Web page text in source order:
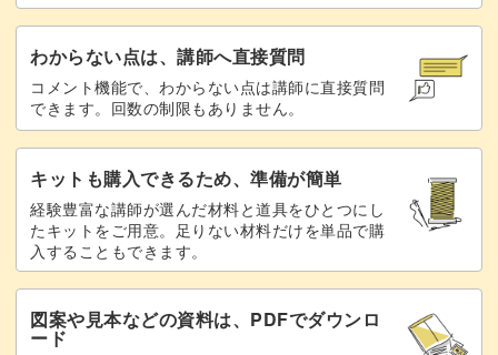
春の訪れを感じさせる、桜マグネットのデザイン。
ぜひチャレンジしてみてくださいね。
わからない点は、講師へ直接質問
コメント機能で、わからない点は講師に直接質問
できます。回数の制限もありません。
キットも購入できるため、準備が簡単
経験豊富な講師が選んだ材料と道具をひとつにし
たキットをご用意。足りない材料だけを単品で購
入することもできます。
図案や見本などの資料は、PDFでダウンロ
ード